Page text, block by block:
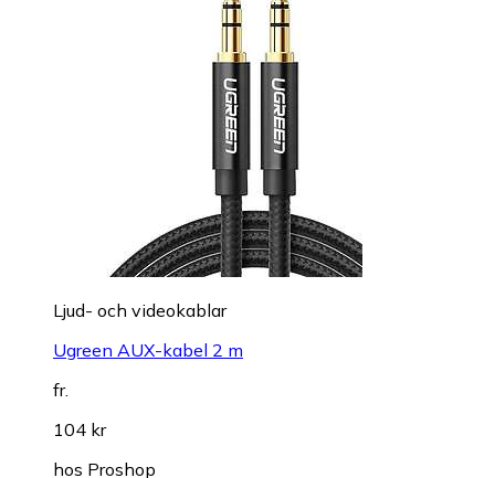
Ljud- och videokablar
Ugreen AUX-kabel 2 m
fr.
104 kr
hos Proshop